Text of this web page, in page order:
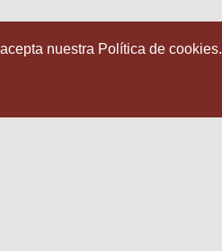
nuestra Política de cookies.